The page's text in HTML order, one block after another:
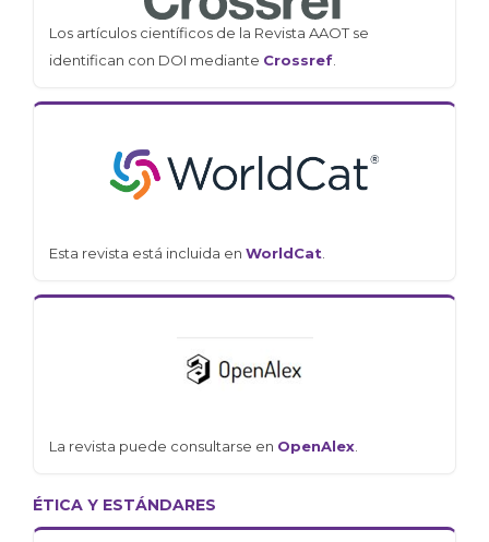
Los artículos científicos de la Revista AAOT se
identifican con DOI mediante Crossref
Esta revista está incluida en WorldCat
La revista puede consultarse en OpenAlex
ÉTICA Y ESTÁNDARES